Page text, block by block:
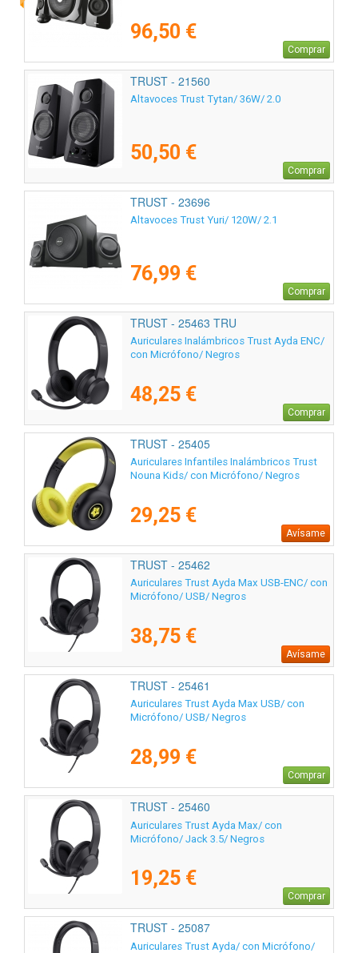
96,50 €
Comprar
TRUST - 21560
Altavoces Trust Tytan/ 36W/ 2.0
50,50 €
Comprar
TRUST - 23696
Altavoces Trust Yuri/ 120W/ 2.1
76,99 €
Comprar
TRUST - 25463 TRU
Auriculares Inalámbricos Trust Ayda ENC/
con Micrófono/ Negros
48,25 €
Comprar
TRUST - 25405
Auriculares Infantiles Inalámbricos Trust
Nouna Kids/ con Micrófono/ Negros
29,25 €
Avísame
TRUST - 25462
Auriculares Trust Ayda Max USB-ENC/ con
Micrófono/ USB/ Negros
38,75 €
Avísame
TRUST - 25461
Auriculares Trust Ayda Max USB/ con
Micrófono/ USB/ Negros
28,99 €
Comprar
TRUST - 25460
Auriculares Trust Ayda Max/ con
Micrófono/ Jack 3.5/ Negros
19,25 €
Comprar
TRUST - 25087
Auriculares Trust Ayda/ con Micrófono/